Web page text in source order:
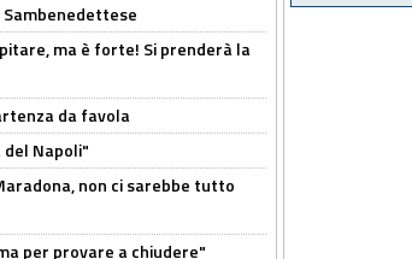
Sambenedettese
ma è forte! Si prenderà la
da favola
del Napoli"
non ci sarebbe tutto
per provare a chiudere"